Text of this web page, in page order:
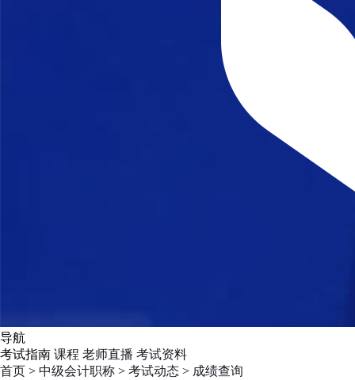
导航
考试指南 课程 老师直播 考试资料
首页 > 中级会计职称 > 考试动态 > 成绩查询